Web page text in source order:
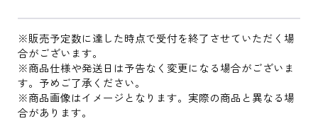
※販売予定数に達した時点で受付を終了させていただく場
合がございます。
※商品仕様や発送日は予告なく変更になる場合がございま
す。予めご了承ください。
※商品画像はイメージとなります。実際の商品と異なる場
合があります。